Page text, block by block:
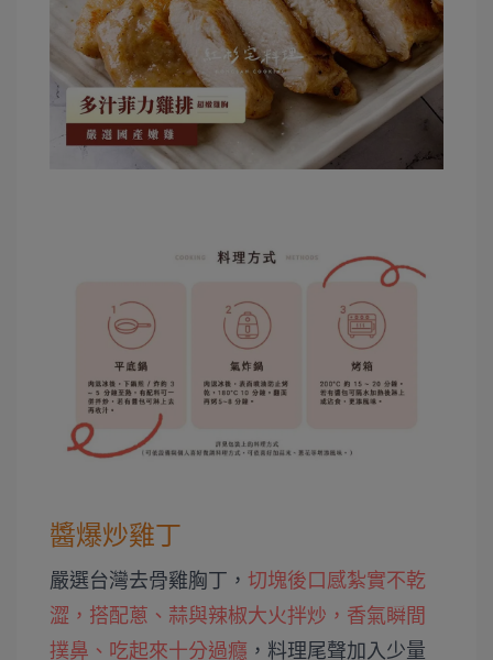
醬爆炒雞丁
嚴選台灣去骨雞胸丁， 切塊後口感紮實不乾
澀，搭配蔥、蒜與辣椒大火拌炒，香氣瞬間
撲鼻、吃起來十分過癮 ，料理尾聲加入少量